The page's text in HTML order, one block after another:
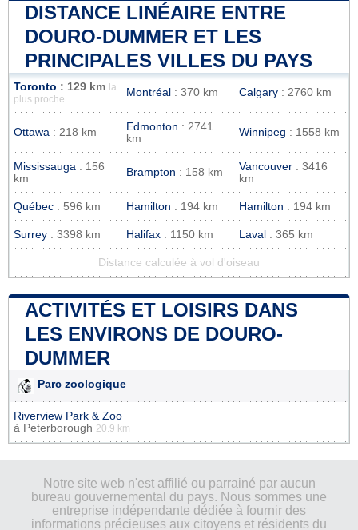
DISTANCE LINÉAIRE ENTRE
DOURO-DUMMER ET LES
PRINCIPALES VILLES DU PAYS
Toronto : 129 km
la
plus proche
Montréal : 370 km Calgary : 2760 km
Ottawa : 218 km Edmonton : 2741
km
Winnipeg : 1558 km
Mississauga : 156
km
Brampton : 158 km Vancouver : 3416
km
Québec : 596 km Hamilton : 194 km Hamilton : 194 km
Surrey : 3398 km Halifax : 1150 km Laval : 365 km
Distance calculée à vol d'oiseau
ACTIVITÉS ET LOISIRS DANS
LES ENVIRONS DE DOURO-
DUMMER
Parc zoologique
Riverview Park & Zoo
à Peterborough 20.9 km
Notre site web n'est affilié ou parrainé par aucun
bureau gouvernemental du pays. Nous sommes une
entreprise indépendante dédiée à fournir des
informations précieuses aux citoyens et résidents du